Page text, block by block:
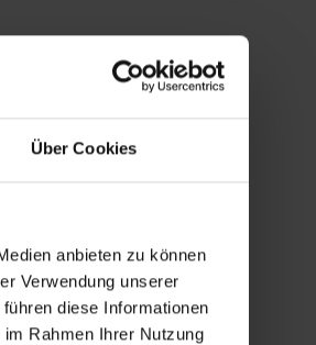
Über Cookies
anbieten zu können
Verwendung unserer
diese Informationen
Rahmen Ihrer Nutzung